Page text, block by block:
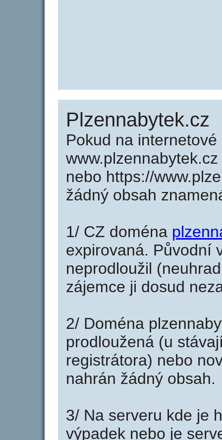
Plzennabytek.cz
Pokud na internetové
nebo https://
žádný obsah
1/ CZ doména
expirovaná. Původní
neprodloužil
zájemce ji dosud
2/ Doména
prodloužená (u
registrátora) nebo
nahrán žádný obsah.
3/ Na serveru kde je
výpadek nebo je